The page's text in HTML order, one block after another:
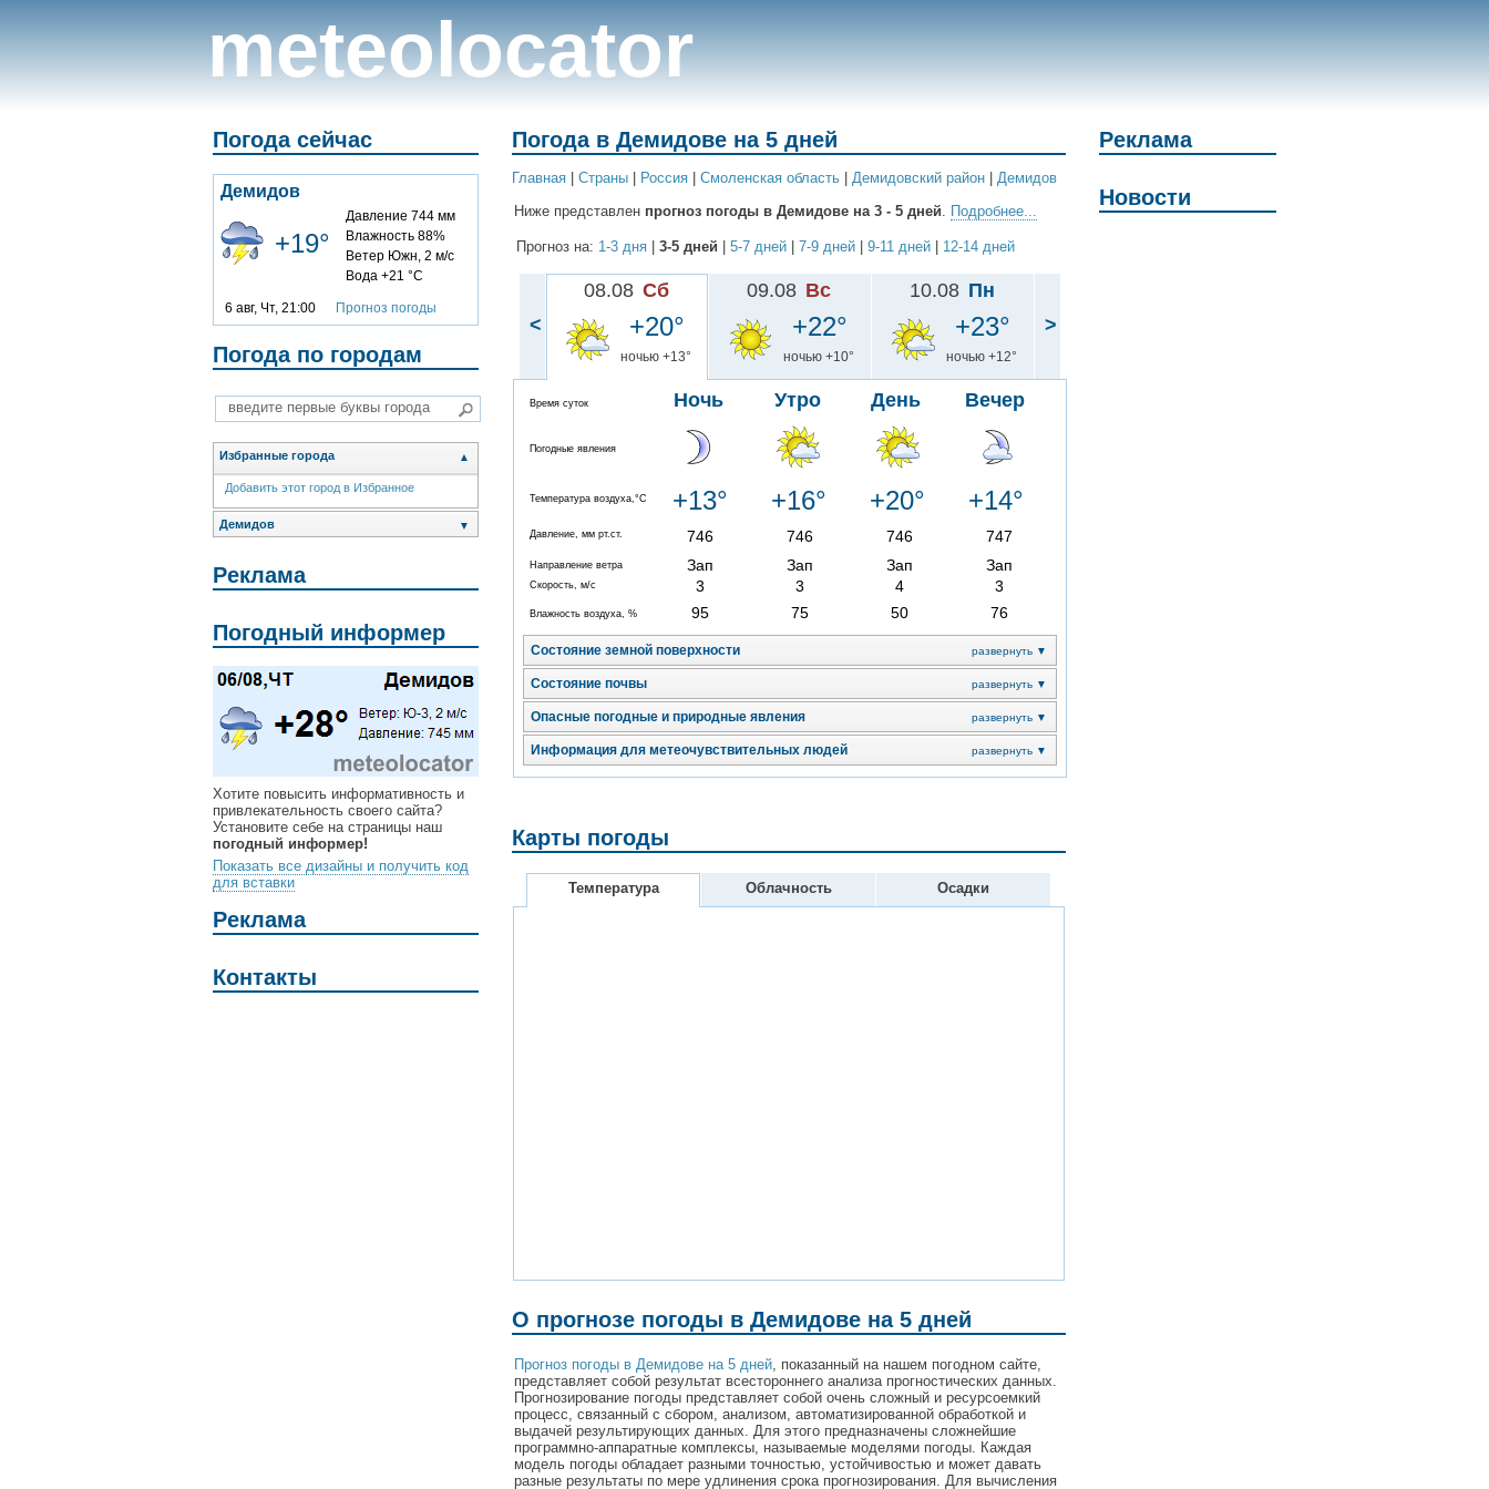
meteolocator
Погода сейчас
Демидов
+19°
Давление 744 мм
Влажность 88%
Ветер Южн, 2 м/с
Вода +21 °C
6 авг, Чт, 21:00 Прогноз погоды
Погода по городам
Избранные города ▲
Добавить этот город в Избранное
Демидов ▼
Реклама
Погодный информер
Хотите повысить информативность и
привлекательность своего сайта?
Установите себе на страницы наш
погодный информер!
Показать все дизайны и получить код
для вставки
Реклама
Контакты
Погода в Демидове на 5 дней
Главная Cтраны Россия Смоленская область Демидовский район
Демидов
Ниже представлен прогноз погоды в Демидове на 3 - 5 дней. Подробнее...
Прогноз на: 1-3 дня 3-5 дней 5-7 дней 7-9 дней 9-11 дней 12-14 дней
<
08.08 Сб
+20°
ночью +13°
Время суток Ночь Утро День Вечер
Погодные явления
Температура воздуха,°C +13° +16° +20° +14°
Давление, мм рт.ст. 746 746 746 747
Направление ветра Зап Зап Зап Зап
Скорость, м/с 3 3 4 3
Влажность воздуха, % 95 75 50 76
Состояние земной поверхности развернуть ▼
Состояние почвы развернуть ▼
Опасные погодные и природные явления развернуть ▼
Информация для метеочувствительных людей развернуть ▼
09.08 Вс
+22°
ночью +10°
10.08 Пн
+23°
ночью +12°
>
Карты погоды
Температура Облачность Осадки
О прогнозе погоды в Демидове на 5 дней
Прогноз погоды в Демидове на 5 дней , показанный на нашем погодном сайте,
представляет собой результат всестороннего анализа прогностических данных.
Прогнозирование погоды представляет собой очень сложный и ресурсоемкий
процесс, связанный с сбором, анализом, автоматизированной обработкой и
выдачей результирующих данных. Для этого предназначены сложнейшие
программно-аппаратные комплексы, называемые моделями погоды. Каждая
модель погоды обладает разными точностью, устойчивостью и может давать
разные результаты по мере удлинения срока прогнозирования. Для вычисления
Реклама
Новости